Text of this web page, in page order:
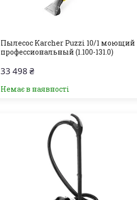
Пылесос Karcher Puzzi 10/1 моющий
профессиональный (1.100-131.0)
33 498 ₴
Немає в наявності